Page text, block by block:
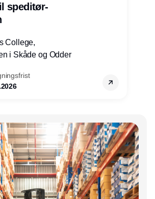
speditør-
College,
i Skåde og Odder
Annonce